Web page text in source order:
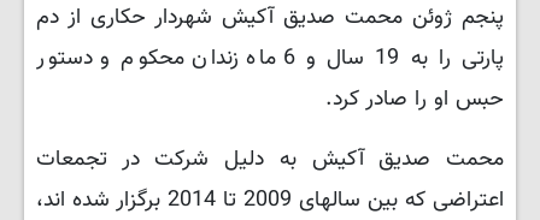
پنجم ژوئن محمت صدیق آکیش شهردار حکاری از دم
پارتی را به 19 سال و 6 ماه زندان محکوم و دستور
حبس او را صادر کرد.
محمت صدیق آکیش به دلیل شرکت در تجمعات
اعتراضی که بین سالهای 2009 تا 2014 برگزار شده اند،